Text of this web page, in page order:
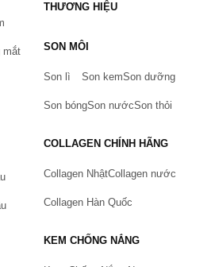
phẩm hay mua hàng?
Hoặc gọi cho chúng tôi qua số
mắt
THƯƠNG HIỆU
SON MÔI
Son lì Son kemSon dưỡng
Son bóngSon nướcSon thỏi
COLLAGEN CHÍNH HÃNG
Collagen NhậtCollagen nước
Collagen Hàn Quốc
KEM CHỐNG NẮNG